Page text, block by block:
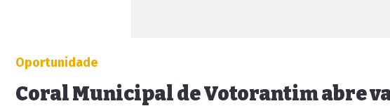
Oportunidade
Coral Municipal de Votorantim abre